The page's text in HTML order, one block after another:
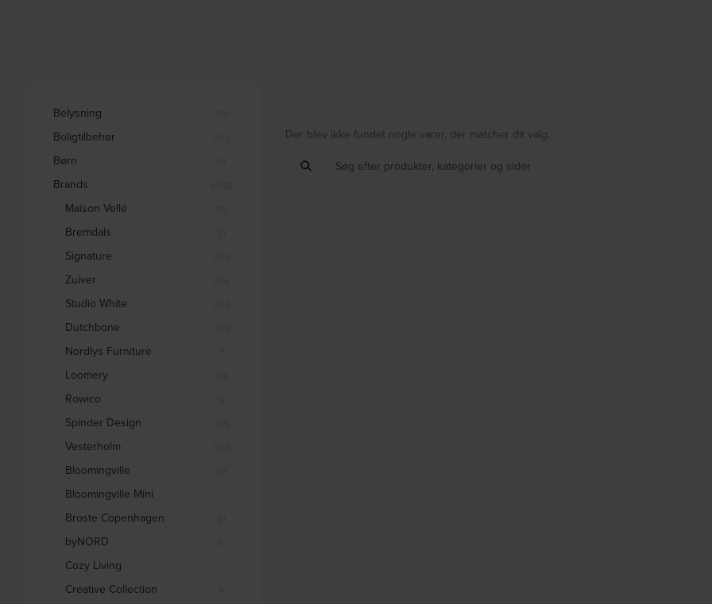
Belysning
Boligtilbehør
Børn
Brands
Maison Vellé
Bremdals
Signature
Zuiver
Studio White
Dutchbone
Nordlys Furniture
Loomery
Rowico
Spinder Design
Vesterholm
Bloomingville
Bloomingville Mini
Broste Copenhagen
byNORD
Cozy Living
Creative Collection
Der blev ikke fundet nogle varer, der matcher dit valg.